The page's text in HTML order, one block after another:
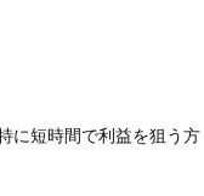
に短時間で利益を狙う方